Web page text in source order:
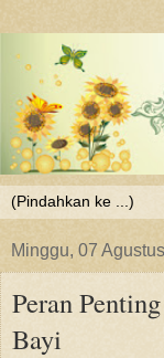
Minggu, 07
Peran
Bayi